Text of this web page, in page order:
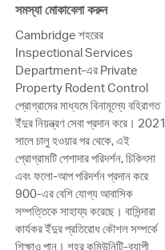
সমস্যা মোকাবেলা করুন
Cambridge শহরের
Inspectional Services
Department-এর Private
Property Rodent Control
প্রোগ্রামের মাধ্যমে বিনামূল্যে বহিরাগত
ইঁদুর নিয়ন্ত্রণ সেবা প্রদান করে। 2021
সালে চালু হওয়ার পর থেকে, এই
প্রোগ্রামটি পেশাদার পরিদর্শন, চিকিৎসা
এবং ফলো-আপ পরিদর্শন প্রদান করে
900-এর বেশি যোগ্য আবাসিক
সম্পত্তিকে সাহায্য করেছে। বাসিন্দারা
কার্যকর ইঁদুর প্রতিরোধ কৌশল সম্পর্কে
শিক্ষাও পান। শহর কমিউনিটি-ব্যাপী